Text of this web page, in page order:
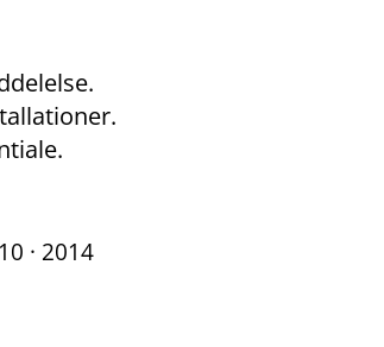
· 2014